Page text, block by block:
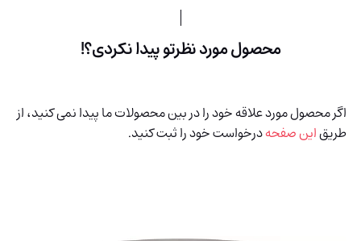
محصول مورد نظرتو پیدا نکردی؟!
اگر محصول مورد علاقه خود را در بین محصولات ما پیدا نمی کنید، از
طریقاین صفحهدرخواست خود را ثبت کنید.